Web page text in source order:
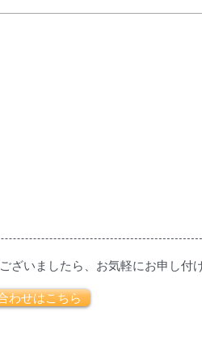
ざいましたら、お気軽にお申し付
わせはこちら